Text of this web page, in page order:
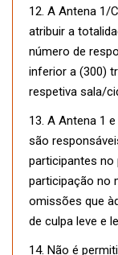
12. A Antena 1/
atribuir a
número de
inferior a (300)
respetiva sala/
13. A Antena 1
são
participantes no
participação no
omissões que
de culpa leve e
14. Não é